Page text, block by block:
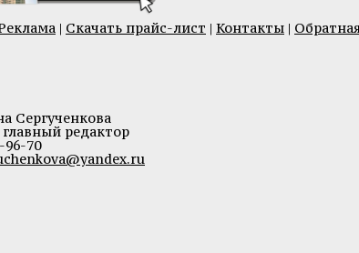
| Скачать прайс-лист | Контакты |
Сергученкова
главный редактор
96-70